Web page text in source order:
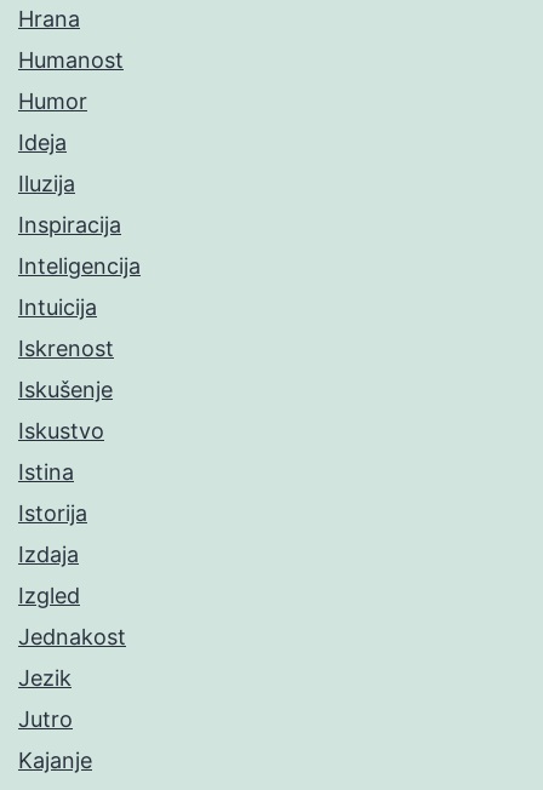
Hrana
Humanost
Humor
Ideja
Iluzija
Inspiracija
Inteligencija
Intuicija
Iskrenost
Iskušenje
Iskustvo
Istina
Istorija
Izdaja
Izgled
Jednakost
Jezik
Jutro
Kajanje